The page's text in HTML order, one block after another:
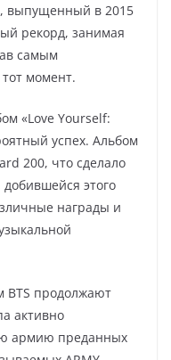
выпущенный в 2015
рекорд, занимая
самым
момент.
«Love Yourself:
успех. Альбом
200, что сделало
этого
награды и
продолжают
активно
армию преданных